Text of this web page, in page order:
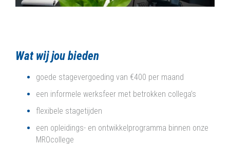
Wat wij jou bieden
goede stagevergoeding van €400 per maand
een informele werksfeer met betrokken collega’s
flexibele stagetijden
een opleidings- en ontwikkelprogramma binnen onze
MROcollege